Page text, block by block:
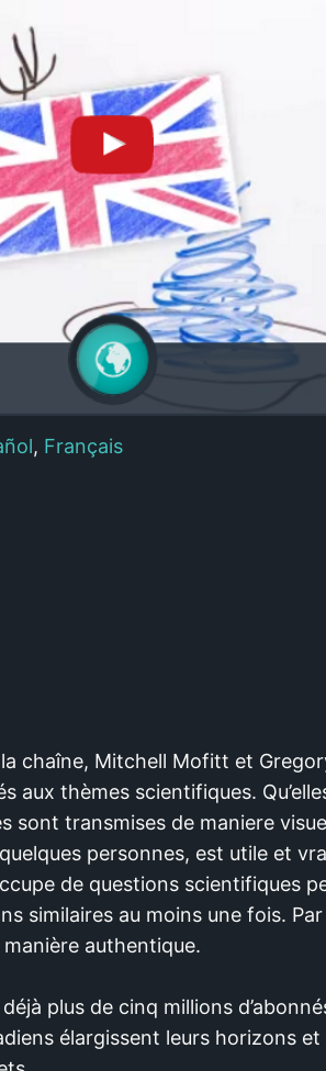
, Français
chaîne, Mitchell Mofitt et
aux thèmes scientifiques.
sont transmises de maniere
personnes, est utile et
de questions scientifiques
similaires au moins une fois.
manière authentique.
plus de cinq millions
élargissent leurs horizons